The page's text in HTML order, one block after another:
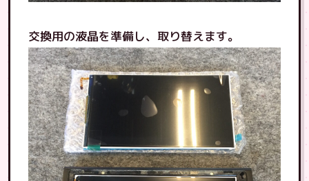
交換用の液晶を準備し、取り替えます。